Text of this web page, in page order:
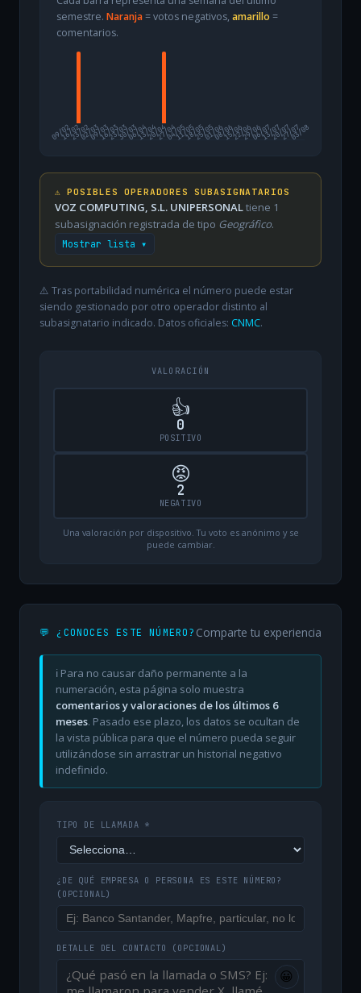
semestre. Naranja= votos negativos, amarillo =
comentarios.
09/02
16/0223/0202/0309/0316/0323/0330/0306/0413/0420/0427/0404/0511/0518/0525/0501/0608/0615/0622/0629/0606/0713/0720/0727/07
03/08
⚠️ POSIBLES OPERADORES SUBASIGNATARIOS
VOZ COMPUTING, S.L. UNIPERSONALtiene 1
subasignación registrada de tipo Geográfico.
Mostrar lista ▾
⚠️ Tras portabilidad numérica el número puede estar
siendo gestionado por otro operador distinto al
subasignatario indicado. Datos oficiales: CNMC.
VALORACIÓN
👍
0
POSITIVO
😡
2
NEGATIVO
Una valoración por dispositivo. Tu voto es anónimo y se
puede cambiar.
💬 ¿CONOCES ESTE NÚMERO? Comparte tu experiencia
ℹ️ Para no causar daño permanente a la
numeración, esta página solo muestra
comentarios y valoraciones de los últimos 6
meses. Pasado ese plazo, los datos se ocultan de
la vista pública para que el número pueda seguir
utilizándose sin arrastrar un historial negativo
indefinido.
TIPO DE LLAMADA *
¿DE QUÉ EMPRESA O PERSONA ES ESTE NÚMERO?
(OPCIONAL)
DETALLE DEL CONTACTO (OPCIONAL)
😀